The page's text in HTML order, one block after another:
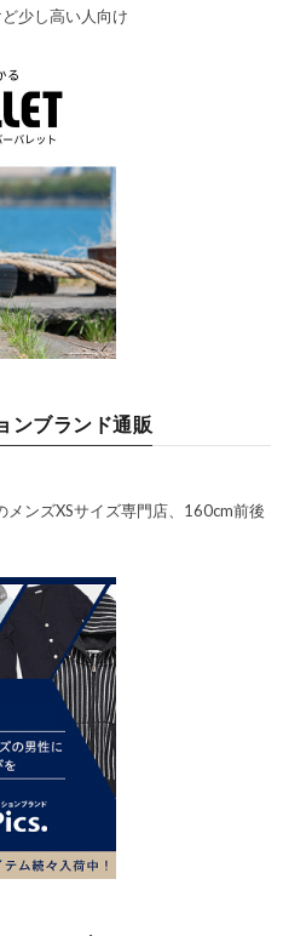
少し高い人向け
ンブランド通販
ンズXSサイズ専門店、160cm前後